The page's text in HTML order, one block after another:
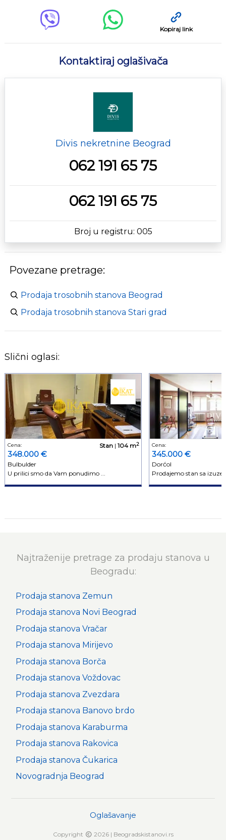
Kopiraj link
Kontaktiraj oglašivača
Divis nekretnine Beograd
062 191 65 75
062 191 65 75
Broj u registru: 005
Povezane pretrage:
Prodaja trosobnih stanova Beograd
Prodaja trosobnih stanova Stari grad
Slični oglasi:
Cena:
348.000 €
Stan| 104 m2
Bulbulder
U prilici smo da Vam ponudimo ...
Cena:
345.000 €
Dorćol
Prodajemo stan sa
Najtraženije pretrage za prodaju stanova u
Beogradu:
Prodaja stanova Zemun
Prodaja stanova Novi Beograd
Prodaja stanova Vračar
Prodaja stanova Mirijevo
Prodaja stanova Borča
Prodaja stanova Voždovac
Prodaja stanova Zvezdara
Prodaja stanova Banovo brdo
Prodaja stanova Karaburma
Prodaja stanova Rakovica
Prodaja stanova Čukarica
Novogradnja Beograd
Oglašavanje
Copyright
2026 | Beogradskistanovi.rs